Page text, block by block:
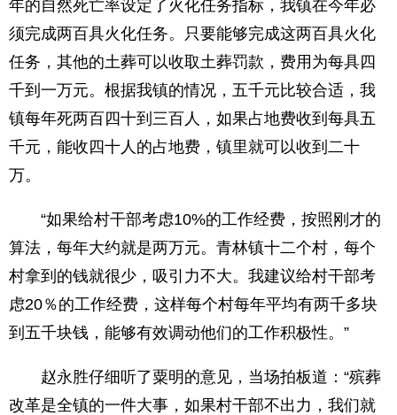
年的自然死亡率设定了火化任务指标，我镇在今年必
须完成两百具火化任务。只要能够完成这两百具火化
任务，其他的土葬可以收取土葬罚款，费用为每具四
千到一万元。根据我镇的情况，五千元比较合适，我
镇每年死两百四十到三百人，如果占地费收到每具五
千元，能收四十人的占地费，镇里就可以收到二十
万。
“如果给村干部考虑10%的工作经费，按照刚才的
算法，每年大约就是两万元。青林镇十二个村，每个
村拿到的钱就很少，吸引力不大。我建议给村干部考
虑20％的工作经费，这样每个村每年平均有两千多块
到五千块钱，能够有效调动他们的工作积极性。”
赵永胜仔细听了粟明的意见，当场拍板道：“殡葬
改革是全镇的一件大事，如果村干部不出力，我们就